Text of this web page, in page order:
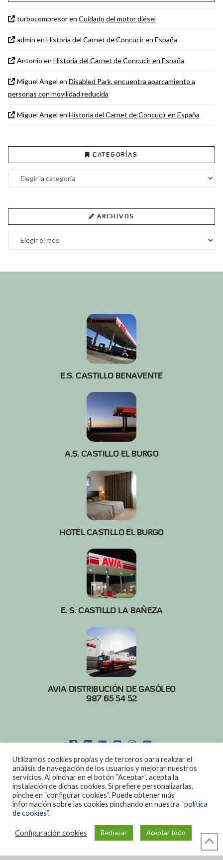
turbocompresoren Cuidado del motor diésel
admin en Historia del Carnet de Concucir en España
Antonio en Historia del Carnet de Concucir en España
Miguel Angel en Disabled Park, encuentra aparcamiento a
personas con movilidad reducida
Miguel Angel en Historia del Carnet de Concucir en España
CATEGORÍAS
Categorías
ARCHIVOS
Archivos
E.S. CASTILLO BENAVENTE
A.S. CASTILLO EL BURGO
HOTEL CASTILLO EL BURGO
E. S. CASTILLO LA BAÑEZA
AVIA DISTRIBUCIÓN DE GASÓLEO
987 65 54 52
POLITICA DE COOKIES|AVISO LEGAL
DISEÑO: DIAN SISTEMAS
Utilizamos cookies propias y de terceros para realizar el
análisis de navegación de los usuarios y mejorar nuestros
servicios. Al pinchar en el botón “Aceptar”, acepta la
instalación de dichas cookies. Si prefiere personalizarlas,
pinche en “configurar cookies”. Puede obtener más
información sobre las cookies pinchando en nuestra “política
de cookies”.
Configuración cookies Rechazar Aceptar todo